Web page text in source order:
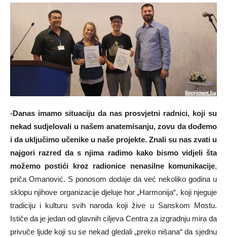
-Danas imamo situaciju da nas prosvjetni radnici, koji su
nekad sudjelovali u našem anatemisanju, zovu da dođemo
i da uključimo učenike u naše projekte. Znali su nas zvati u
najgori razred da s njima radimo kako bismo vidjeli šta
možemo postići kroz radionice nenasilne komunikacije,
priča Omanović. S ponosom dodaje da već nekoliko godina u
sklopu njihove organizacije djeluje hor „Harmonija“, koji njeguje
tradiciju i kulturu svih naroda koji žive u Sanskom Mostu.
Ističe da je jedan od glavnih ciljeva Centra za izgradnju mira da
privuče ljude koji su se nekad gledali „preko nišana“ da sjednu